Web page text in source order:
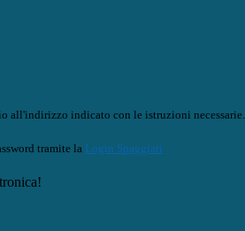
all'indirizzo indicato con le istruzioni necessarie.
tramite la Login Spaggiari